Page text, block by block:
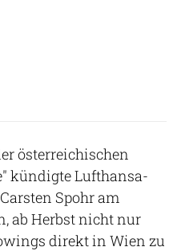
österreichischen
kündigte Lufthansa-
Spohr am
ab Herbst nicht nur
direkt in Wien zu